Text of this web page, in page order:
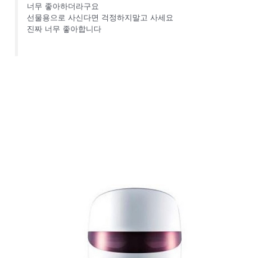
너무 좋아하더라구요
선물용으로 사신다면 걱정하지말고 사세요
진짜 너무 좋아합니다